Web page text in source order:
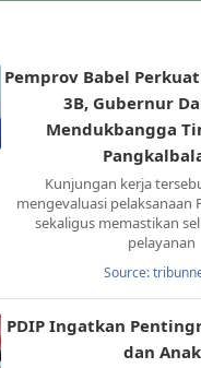
Pemprov Babel
3B, Gubernur
Mendukbangga
Kunjungan kerja
mengevaluasi pelaksanaan
sekaligus memastikan
pelayanan
Source:
PDIP Ingatkan
dan Anak